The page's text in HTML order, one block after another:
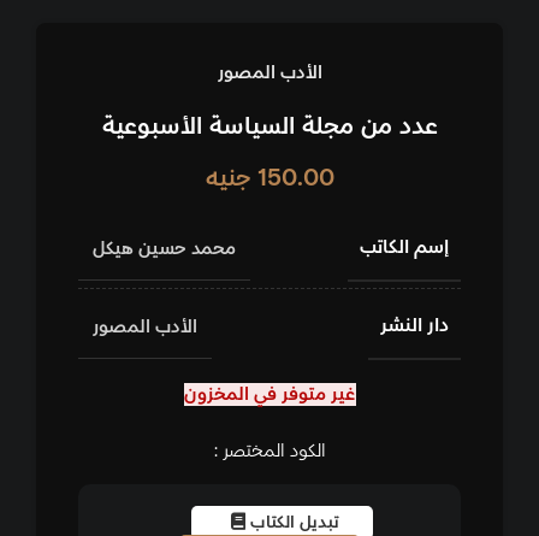
الأدب المصور
عدد من مجلة السياسة الأسبوعية
150.00 جنيه
إسم الكاتب محمد حسين هيكل
دار النشر الأدب المصور
غير متوفر في المخزون
الكود المختصر :
تبديل الكتاب